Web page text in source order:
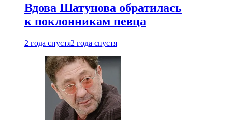
Вдова Шатунова обратилась
к поклонникам певца
2 года спустя2 года спустя